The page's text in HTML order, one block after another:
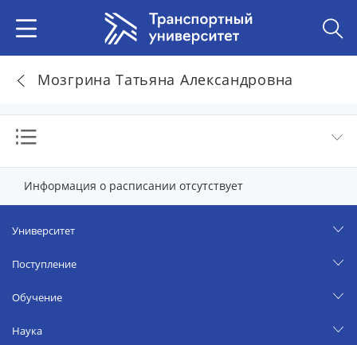
Мозгрина Татьяна Александровна
Информация о расписании отсутствует
Университет
Поступление
Обучение
Наука